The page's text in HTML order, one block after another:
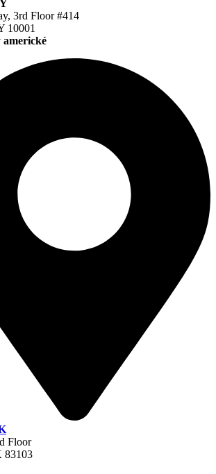
3rd Floor #414
10001
americké
Floor
83103